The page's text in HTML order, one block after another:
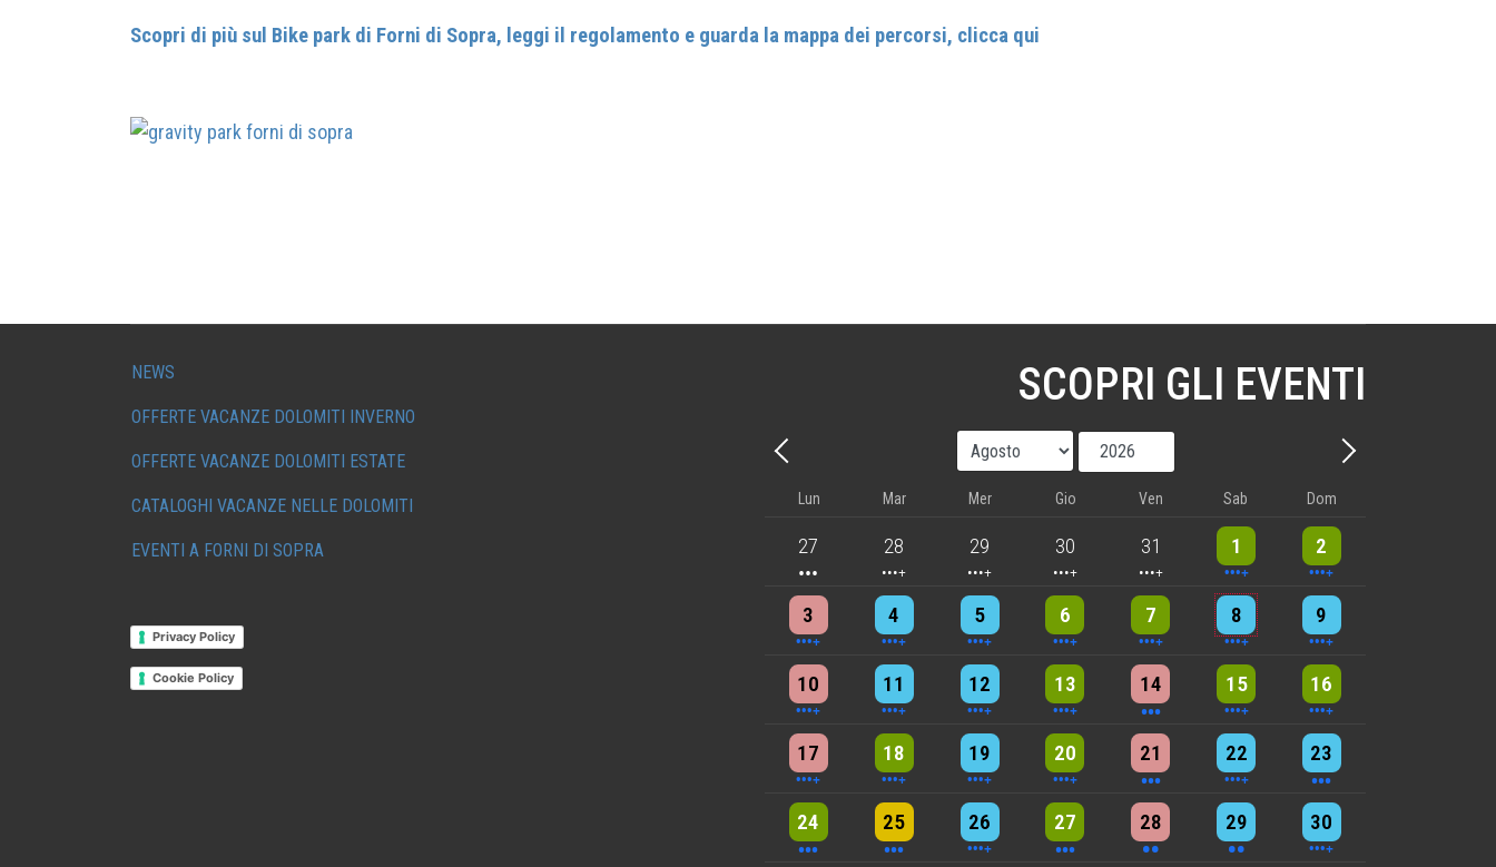
Scopri di più sul Bike park di Forni di Sopra, leggi il regolamento e guarda la mappa dei percorsi, clicca qui
NEWS
OFFERTE VACANZE DOLOMITI INVERNO
OFFERTE VACANZE DOLOMITI ESTATE
CATALOGHI VACANZE NELLE DOLOMITI
EVENTI A FORNI DI SOPRA
Privacy Policy
Cookie Policy
SCOPRI GLI EVENTI
Precedente - Mese
Anno
Avanti - Mese
Lun Mar Mer Gio Ven Sab Dom
27
3 events 28
4 events 29
5 events 30
5 events 31
5 events 1
9 events 2
8 events
3
4 events 4
4 events 5
7 events 6
6 events 7
5 events 8
7 events 9
8 events
10
5 events 11
7 events 12
6 events 13
9 events 14
3 events 15
7 events 16
4 events
17
5 events 18
6 events 19
7 events 20
6 events 21
3 events 22
4 events 23
3 events
24
3 events 25
3 events 26
6 events 27
3 events 28
2 events 29
2 events 30
4 events